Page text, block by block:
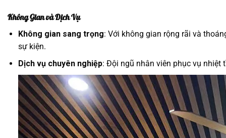
Không Gian và Dịch Vụ
Không gian sang trọng: Với không gian rộng rãi và
sự kiện.
Dịch vụ chuyên nghiệp: Đội ngũ nhân viên phục vụ nhiệt